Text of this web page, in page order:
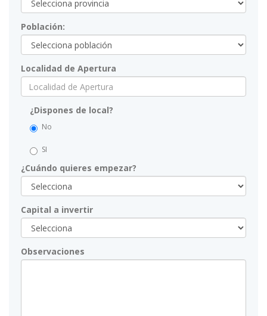
Población:
Localidad de Apertura
¿Dispones de local?
No
SI
¿Cuándo quieres empezar?
Capital a invertir
Observaciones